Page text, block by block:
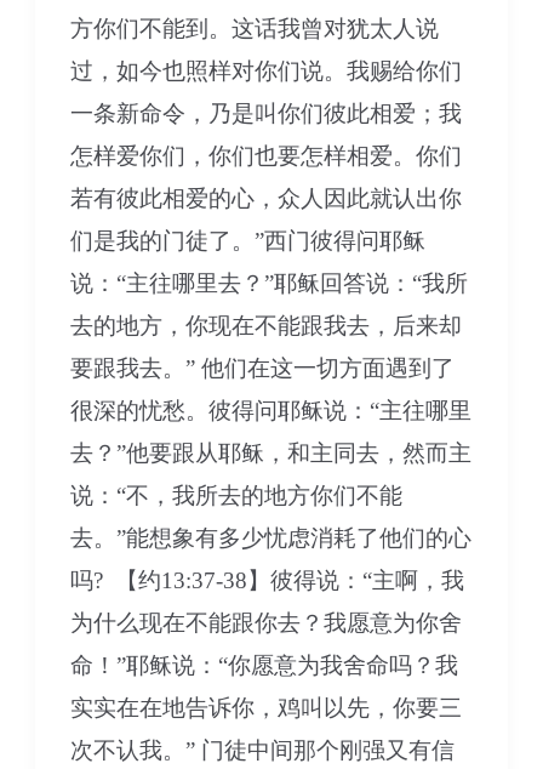
方你们不能到。这话我曾对犹太人说
过，如今也照样对你们说。我赐给你们
一条新命令，乃是叫你们彼此相爱；我
怎样爱你们，你们也要怎样相爱。你们
若有彼此相爱的心，众人因此就认出你
们是我的门徒了。”西门彼得问耶稣
说：“主往哪里去？”耶稣回答说：“我所
去的地方，你现在不能跟我去，后来却
要跟我去。” 他们在这一切方面遇到了
很深的忧愁。彼得问耶稣说：“主往哪里
去？”他要跟从耶稣，和主同去，然而主
说：“不，我所去的地方你们不能
去。”能想象有多少忧虑消耗了他们的心
吗? 【约13:37-38】彼得说：“主啊，我
为什么现在不能跟你去？我愿意为你舍
命！”耶稣说：“你愿意为我舍命吗？我
实实在在地告诉你，鸡叫以先，你要三
次不认我。” 门徒中间那个刚强又有信